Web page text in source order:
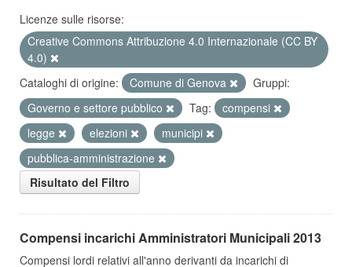
Licenze sulle risorse:
Creative Commons Attribuzione 4.0 Internazionale (CC BY
4.0)
Cataloghi di origine:
Comune di Genova
Gruppi:
Governo e settore pubblico
Tag:
compensi
legge
elezioni
municipi
pubblica-amministrazione
Risultato del Filtro
Compensi incarichi Amministratori Municipali 2013
Compensi lordi relativi all'anno derivanti da incarichi di